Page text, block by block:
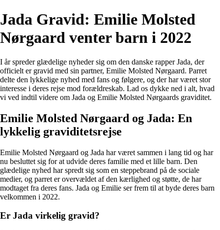
Jada Gravid: Emilie Molsted
Nørgaard venter barn i 2022
I år spreder glædelige nyheder sig om den danske rapper Jada, der
officielt er gravid med sin partner, Emilie Molsted Nørgaard. Parret
delte den lykkelige nyhed med fans og følgere, og der har været stor
interesse i deres rejse mod forældreskab. Lad os dykke ned i alt, hvad
vi ved indtil videre om Jada og Emilie Molsted Nørgaards graviditet.
Emilie Molsted Nørgaard og Jada: En
lykkelig graviditetsrejse
Emilie Molsted Nørgaard og Jada har været sammen i lang tid og har
nu besluttet sig for at udvide deres familie med et lille barn. Den
glædelige nyhed har spredt sig som en steppebrand på de sociale
medier, og parret er overvældet af den kærlighed og støtte, de har
modtaget fra deres fans. Jada og Emilie ser frem til at byde deres barn
velkommen i 2022.
Er Jada virkelig gravid?